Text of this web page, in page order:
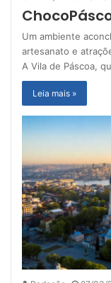
Um ambiente
artesanato e
A Vila de Páscoa,
Leia mais »